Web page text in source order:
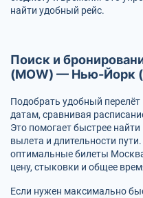
найти удобный рейс.
Поиск и
(MOW) — Нью-Йорк
Подобрать удобный
датам, сравнивая
Это помогает быстрее
вылета и длительности
оптимальные билеты
цену, стыковки и общее
Если нужен максимально